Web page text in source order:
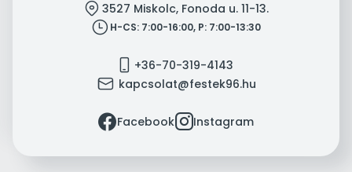
location 3527 Miskolc, Fonoda u. 11-13.
clock H-CS: 7:00-16:00, P: 7:00-13:30
mobile +36-70-319-4143
mail kapcsolat@festek96.hu
facebookFacebookinstagramInstagram